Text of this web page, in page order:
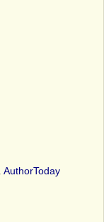
AuthorToday